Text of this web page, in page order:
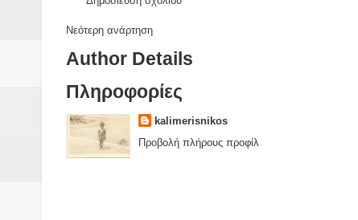
Νεότερη ανάρτηση
Author Details
Πληροφορίες
kalimerisnikos
Προβολή πλήρους προφίλ